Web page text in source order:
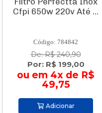
Cfpi 650w 220v Até ...
Código: 784842
De: R$ 240,90
Por: R$ 199,00
ou em 4x de R$
49,75
Adicionar